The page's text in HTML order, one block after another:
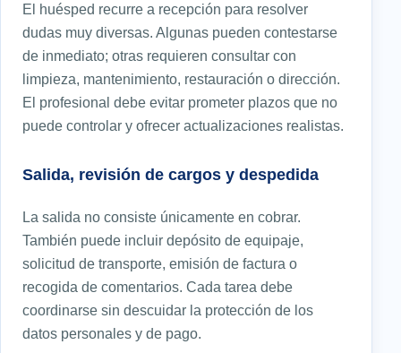
El huésped recurre a recepción para resolver
dudas muy diversas. Algunas pueden contestarse
de inmediato; otras requieren consultar con
limpieza, mantenimiento, restauración o dirección.
El profesional debe evitar prometer plazos que no
puede controlar y ofrecer actualizaciones realistas.
Salida, revisión de cargos y despedida
La salida no consiste únicamente en cobrar.
También puede incluir depósito de equipaje,
solicitud de transporte, emisión de factura o
recogida de comentarios. Cada tarea debe
coordinarse sin descuidar la protección de los
datos personales y de pago.